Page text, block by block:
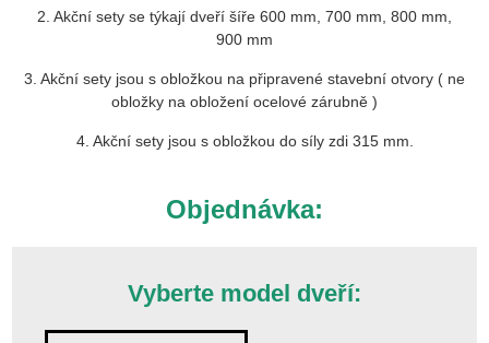
2. Akční sety se týkají dveří šíře 600 mm, 700 mm, 800 mm,
900 mm
3. Akční sety jsou s obložkou na připravené stavební otvory ( ne
obložky na obložení ocelové zárubně )
4. Akční sety jsou s obložkou do síly zdi 315 mm.
Objednávka:
Vyberte model dveří: